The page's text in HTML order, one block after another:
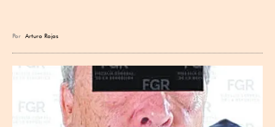
Por Arturo Rojas